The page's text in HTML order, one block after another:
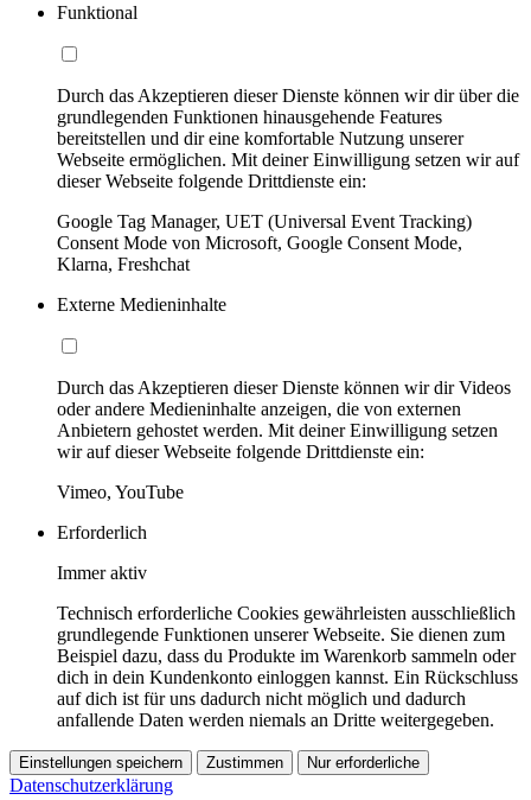
Funktional
Durch das Akzeptieren dieser Dienste können wir dir über die
grundlegenden Funktionen hinausgehende Features
bereitstellen und dir eine komfortable Nutzung unserer
Webseite ermöglichen. Mit deiner Einwilligung setzen wir auf
dieser Webseite folgende Drittdienste ein:
Google Tag Manager, UET (Universal Event Tracking)
Consent Mode von Microsoft, Google Consent Mode,
Klarna, Freshchat
Externe Medieninhalte
Durch das Akzeptieren dieser Dienste können wir dir Videos
oder andere Medieninhalte anzeigen, die von externen
Anbietern gehostet werden. Mit deiner Einwilligung setzen
wir auf dieser Webseite folgende Drittdienste ein:
Vimeo, YouTube
Erforderlich
Immer aktiv
Technisch erforderliche Cookies gewährleisten ausschließlich
grundlegende Funktionen unserer Webseite. Sie dienen zum
Beispiel dazu, dass du Produkte im Warenkorb sammeln oder
dich in dein Kundenkonto einloggen kannst. Ein Rückschluss
auf dich ist für uns dadurch nicht möglich und dadurch
anfallende Daten werden niemals an Dritte weitergegeben.
Einstellungen speichern Zustimmen Nur erforderliche
Datenschutzerklärung